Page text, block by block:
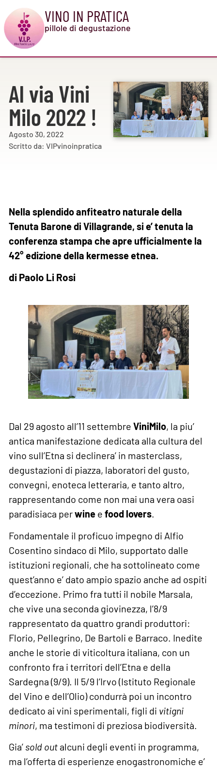
VINO IN PRATICA
pillole di degustazione
Al via Vini
Milo 2022 !
Agosto 30, 2022
Scritto da: VIPvinoinpratica
Nella splendido anfiteatro naturale della
Tenuta Barone di Villagrande, si e’ tenuta la
conferenza stampa che apre ufficialmente la
42° edizione della kermesse etnea.
di Paolo Li Rosi
Dal 29 agosto all’11 settembre ViniMilo, la piu’
antica manifestazione dedicata alla cultura del
vino sull’Etna si declinera’ in masterclass,
degustazioni di piazza, laboratori del gusto,
convegni, enoteca letteraria, e tanto altro,
rappresentando come non mai una vera oasi
paradisiaca perwine e food lovers.
Fondamentale il proficuo impegno di Alfio
Cosentino sindaco di Milo, supportato dalle
istituzioni regionali, che ha sottolineato come
quest’anno e’ dato ampio spazio anche ad ospiti
d’eccezione. Primo fra tutti il nobile Marsala,
che vive una seconda giovinezza, l’8/9
rappresentato da quattro grandi produttori:
Florio, Pellegrino, De Bartoli e Barraco. Inedite
anche le storie di viticoltura italiana, con un
confronto fra i territori dell’Etna e della
Sardegna (9/9). Il 5/9 l’Irvo (Istituto Regionale
del Vino e dell’Olio) condurrà poi un incontro
dedicato ai vini sperimentali, figli di vitigni
minori, ma testimoni di preziosa biodiversità.
Gia’ sold out alcuni degli eventi in programma,
ma l’offerta di esperienze enogastronomiche e’